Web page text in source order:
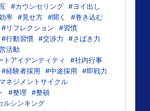
#カウンセリング #ヨイ出し
率 #見せ方 #聞く
#巻き込む
#リフレクション
#習慣
#行動習慣 #交渉力
#さばき力
活動
トアイデンティティ
#社内行事
#経験者採用 #中途採用
#即戦力
ネジメントサイクル
#整理
#整頓
ルシンキング